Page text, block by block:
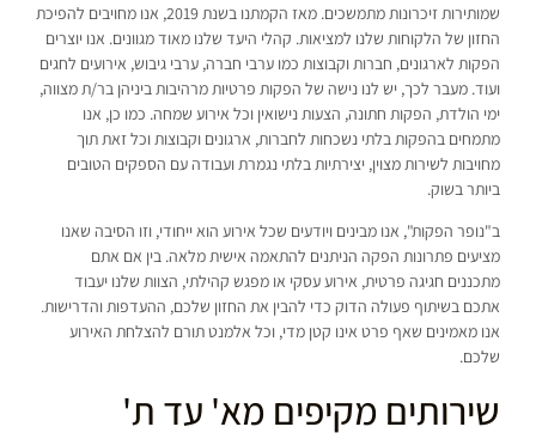
שמותירות זיכרונות מתמשכים. מאז הקמתנו בשנת 2019, אנו מחויבים להפיכת
החזון של הלקוחות שלנו למציאות. קהלי היעד שלנו מאוד מגוונים. אנו יוצרים
הפקות לארגונים, חברות וקבוצות כמו ערבי חברה, ערבי גיבוש, אירועים לחגים
ועוד. מעבר לכך, יש לנו נישה של הפקות פרטיות מרהיבות ביניהן בר/ת מצווה,
ימי הולדת, הפקות חתונה, הצעות נישואין וכל אירוע שמחה. כמו כן, אנו
מתמחים בהפקות בלתי נשכחות לחברות, ארגונים וקבוצות וכל זאת תוך
מחויבות לשירות מצוין, יצירתיות בלתי נגמרת ועבודה עם הספקים הטובים
ביותר בשוק.
ב"נופר הפקות", אנו מבינים ויודעים שכל אירוע הוא ייחודי, וזו הסיבה שאנו
מציעים פתרונות הפקה הניתנים להתאמה אישית מלאה. בין אם אתם
מתכננים חגיגה פרטית, אירוע עסקי או מפגש קהילתי, הצוות שלנו יעבוד
אתכם בשיתוף פעולה הדוק כדי להבין את החזון שלכם, ההעדפות והדרישות.
אנו מאמינים שאף פרט אינו קטן מדי, וכל אלמנט תורם להצלחת האירוע
שלכם.
שירותים מקיפים מא' עד ת'